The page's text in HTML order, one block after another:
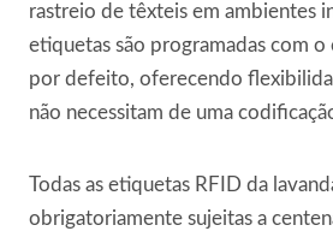
rastreio de têxteis em ambientes
etiquetas são programadas com o
por defeito, oferecendo
não necessitam de uma
Todas as etiquetas RFID da
obrigatoriamente sujeitas a